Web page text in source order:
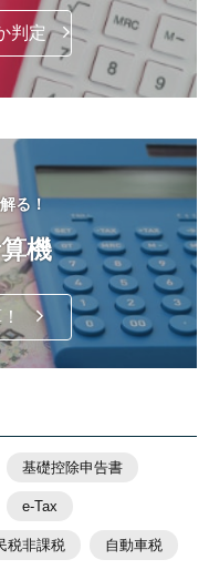
判定
る！
機
基礎控除申告書
e-Tax
税非課税 自動車税